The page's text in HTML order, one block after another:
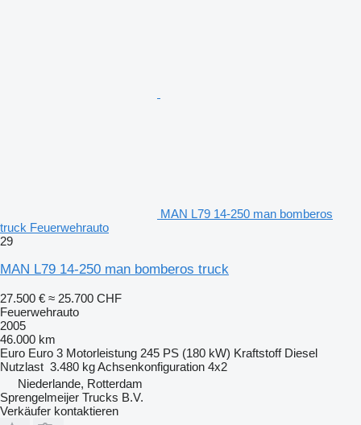
MAN L79 14-250 man bomberos
truck Feuerwehrauto
29
MAN L79 14-250 man bomberos truck
27.500 € ≈ 25.700 CHF
Feuerwehrauto
2005
46.000 km
Euro Euro 3 Motorleistung 245 PS (180 kW) Kraftstoff Diesel
Nutzlast 3.480 kgAchsenkonfiguration 4x2
Niederlande, Rotterdam
Sprengelmeijer Trucks B.V.
Verkäufer kontaktieren